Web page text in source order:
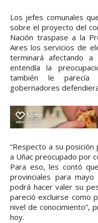
Los jefes comunales
sobre el proyecto del
Nación traspase a la
Aires los servicios de
terminará afectando
entendía la
también le parecía
gobernadores
“Respecto a su
a Uñac preocupado por
Para eso, les contó
provinciales para
podrá hacer valer su
pareció excluirse como
nivel de conocimiento”,
hoy.